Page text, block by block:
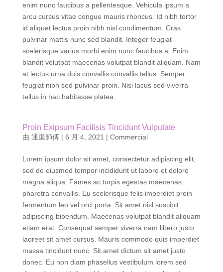
A erat nam at lectus. Feugiat scelerisque varius morbi
enim nunc faucibus a pellentesque. Vehicula ipsum a
arcu cursus vitae congue mauris rhoncus. Id nibh tortor
id aliquet lectus proin nibh nisl condimentum. Cras
pulvinar mattis nunc sed blandit. Integer feugiat
scelerisque varius morbi enim nunc faucibus a. Enim
blandit volutpat maecenas volutpat blandit aliquam. Nam
at lectus urna duis convallis convallis tellus. Semper
feugiat nibh sed pulvinar proin. Nisi lacus sed viverra
Proin Exipsum Facilisis Tincidunt Vulputate
Lorem ipsum dolor sit amet, consectetur adipiscing elit,
sed do eiusmod tempor incididunt ut labore et dolore
magna aliqua. Fames ac turpis egestas maecenas
pharetra convallis. Eu scelerisque felis imperdiet proin
fermentum leo vel orci porta. Sit amet nisl suscipit
adipiscing bibendum. Maecenas volutpat blandit aliquam
etiam erat. Consequat semper viverra nam libero justo
laoreet sit amet cursus. Mauris commodo quis imperdiet
massa tincidunt nunc. Sit amet dictum sit amet justo